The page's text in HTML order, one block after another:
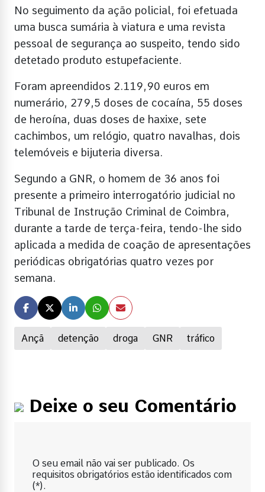
Ançã detenção droga GNR tráfico
No seguimento da ação policial, foi efetuada
uma busca sumária à viatura e uma revista
pessoal de segurança ao suspeito, tendo sido
detetado produto estupefaciente.
Foram apreendidos 2.119,90 euros em
numerário, 279,5 doses de cocaína, 55 doses
de heroína, duas doses de haxixe, sete
cachimbos, um relógio, quatro navalhas, dois
telemóveis e bijuteria diversa.
Segundo a GNR, o homem de 36 anos foi
presente a primeiro interrogatório judicial no
Tribunal de Instrução Criminal de Coimbra,
durante a tarde de terça-feira, tendo-lhe sido
aplicada a medida de coação de apresentações
periódicas obrigatórias quatro vezes por
semana.
Deixe o seu Comentário
O seu email não vai ser publicado. Os
requisitos obrigatórios estão identificados com
(*).